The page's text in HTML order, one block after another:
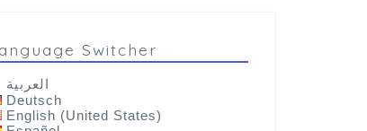
Switcher
العربية
Deutsch
English (United States)